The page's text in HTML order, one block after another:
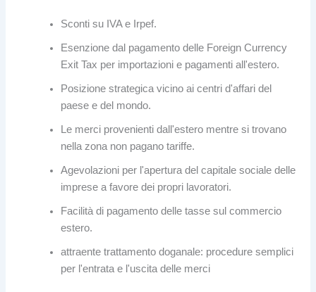
Sconti su IVA e Irpef.
Esenzione dal pagamento delle Foreign Currency
Exit Tax per importazioni e pagamenti all'estero.
Posizione strategica vicino ai centri d'affari del
paese e del mondo.
Le merci provenienti dall'estero mentre si trovano
nella zona non pagano tariffe.
Agevolazioni per l'apertura del capitale sociale delle
imprese a favore dei propri lavoratori.
Facilità di pagamento delle tasse sul commercio
estero.
attraente trattamento doganale: procedure semplici
per l'entrata e l'uscita delle merci